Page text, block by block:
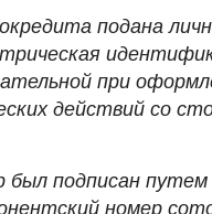
подана
при
действий со
подписан путем
номер